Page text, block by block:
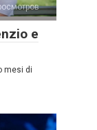
e
mesi di